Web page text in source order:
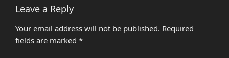
Leave a Reply
Your email address will not be published. Required
fields are marked *